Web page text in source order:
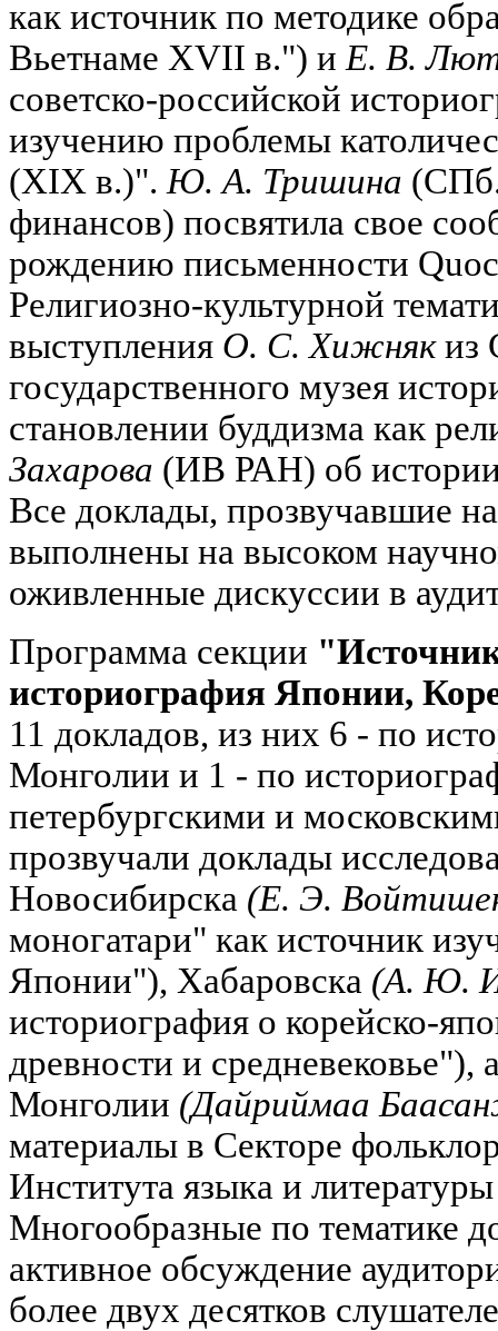
как источник по методике
Вьетнаме XVII в.") и Е. В.
советско-российской
изучению проблемы
(XIX в.)". Ю. А. Тришина
финансов) посвятила свое
рождению письменности
Религиозно-культурной
выступления О. С. Хижнякиз
государственного музея
становлении буддизма как
Захарова (ИВ РАН) об
Все доклады, прозвучавшие
выполнены на высоком
оживленные дискуссии в
Программа секции
историография Японии,
11 докладов, из них 6 - по
Монголии и 1 - по
петербургскими и
прозвучали доклады
Новосибирска (Е. Э.
моногатари" как источник
Японии"), Хабаровска (А. Ю.
историография о корейско-
древности и средневековье"),
Монголии (Дайриймаа
материалы в Секторе
Института языка и
Многообразные по тематике
активное обсуждение
более двух десятков